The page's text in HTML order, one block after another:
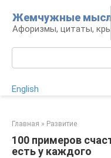
контенту
Жемчужные
Афоризмы, цитаты,
English
Главная » Развитие
100 примеров
есть у каждого